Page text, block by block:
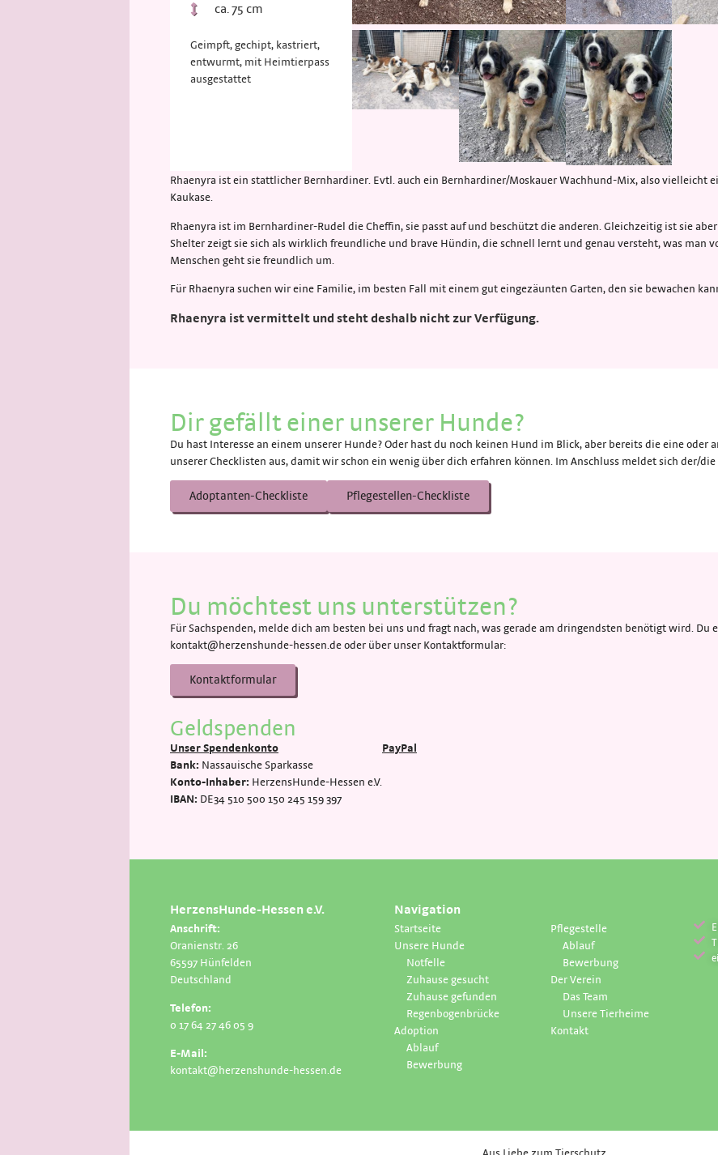
ca. 75 cm
Geimpft, gechipt, kastriert,
entwurmt, mit Heimtierpass
ausgestattet
Rhaenyra ist ein stattlicher Bernhardiner. Evtl. auch ein Bernhardiner/Moskauer Wachhund-Mix, also vielleicht
Kaukase.
Rhaenyra ist im Bernhardiner-Rudel die Cheffin, sie passt auf und beschützt die anderen. Gleichzeitig ist sie
Shelter zeigt sie sich als wirklich freundliche und brave Hündin, die schnell lernt und genau versteht, was man
Menschen geht sie freundlich um.
Für Rhaenyra suchen wir eine Familie, im besten Fall mit einem gut eingezäunten Garten, den sie bewachen
Rhaenyra ist vermittelt und steht deshalb nicht zur Verfügung.
Dir gefällt einer unserer Hunde?
Du hast Interesse an einem unserer Hunde? Oder hast du noch keinen Hund im Blick, aber bereits die eine oder
unserer Checklisten aus, damit wir schon ein wenig über dich erfahren können. Im Anschluss meldet sich der/
Adoptanten-Checkliste Pflegestellen-Checkliste
Du möchtest uns unterstützen?
Für Sachspenden, melde dich am besten bei uns und fragt nach, was gerade am dringendsten benötigt wird. Du
kontakt@herzenshunde-hessen.de oder über unser Kontaktformular:
Kontaktformular
Geldspenden
Unser Spendenkonto
Bank: Nassauische Sparkasse
Konto-Inhaber: HerzensHunde-Hessen e.V.
IBAN: DE34 510 500 150 245 159 397
PayPal
HerzensHunde-Hessen e.V.
Anschrift:
Oranienstr. 26
65597 Hünfelden
Deutschland
Telefon:
0 17 64 27 46 05 9
E-Mail:
kontakt@herzenshunde-hessen.de
Navigation
Startseite
Unsere Hunde
Notfelle
Zuhause gesucht
Zuhause gefunden
Regenbogenbrücke
Adoption
Ablauf
Bewerbung
Pflegestelle
Ablauf
Bewerbung
Der Verein
Das Team
Unsere Tierheime
Kontakt
Aus Liebe zum Tierschutz